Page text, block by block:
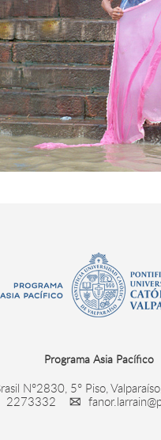
Programa Asia Pacífico
N°2830, 5° Piso,
2273332